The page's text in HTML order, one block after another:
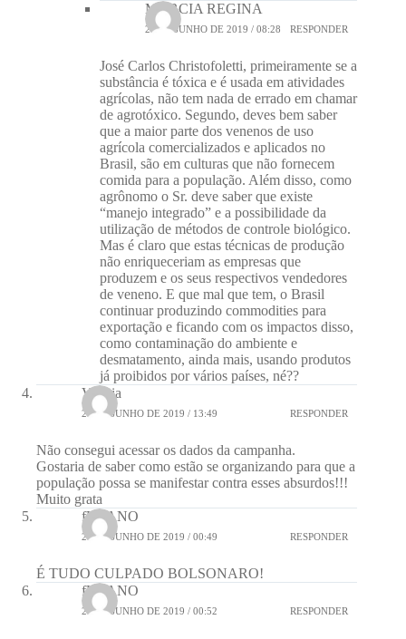
MARCIA REGINA
26 DE JUNHO DE 2019 / 08:28 RESPONDER
José Carlos Christofoletti, primeiramente se a
substância é tóxica e é usada em atividades
agrícolas, não tem nada de errado em chamar
de agrotóxico. Segundo, deves bem saber
que a maior parte dos venenos de uso
agrícola comercializados e aplicados no
Brasil, são em culturas que não fornecem
comida para a população. Além disso, como
agrônomo o Sr. deve saber que existe
“manejo integrado” e a possibilidade da
utilização de métodos de controle biológico.
Mas é claro que estas técnicas de produção
não enriqueceriam as empresas que
produzem e os seus respectivos vendedores
de veneno. E que mal que tem, o Brasil
continuar produzindo commodities para
exportação e ficando com os impactos disso,
como contaminação do ambiente e
desmatamento, ainda mais, usando produtos
já proibidos por vários países, né??
Valeria
26 DE JUNHO DE 2019 / 13:49 RESPONDER
Não consegui acessar os dados da campanha.
Gostaria de saber como estão se organizando para que a
população possa se manifestar contra esses absurdos!!!
Muito grata
fULANO
27 DE JUNHO DE 2019 / 00:49 RESPONDER
É TUDO CULPADO BOLSONARO!
fULANO
27 DE JUNHO DE 2019 / 00:52 RESPONDER